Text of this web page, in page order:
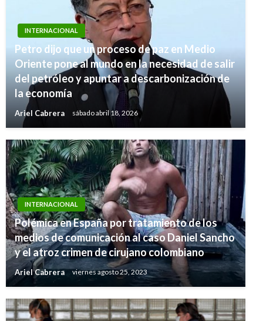
INTERNACIONAL
Petro dijo que un proceso de paz en Medio
Oriente pone al mundo en la necesidad de salir
del petróleo y apuntar a descarbonización de
la economía
Ariel Cabrera sábado abril 18, 2026
INTERNACIONAL
Polémica en España por tratamiento de los
medios de comunicación al caso Daniel Sancho
y el atroz crimen de cirujano colombiano
Ariel Cabrera viernes agosto 25, 2023